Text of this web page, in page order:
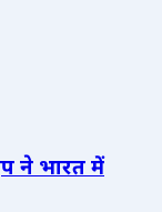
ने भारत में